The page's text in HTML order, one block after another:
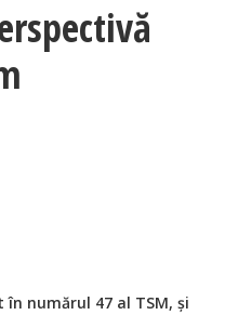
numărul 47 al TSM, și